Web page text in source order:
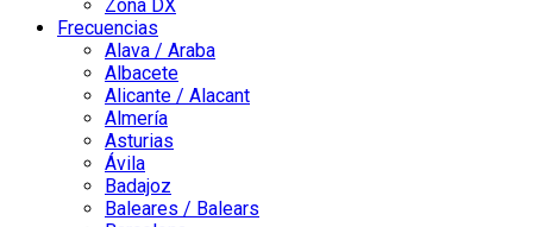
Zona DX
Frecuencias
Alava / Araba
Albacete
Alicante / Alacant
Almería
Asturias
Ávila
Badajoz
Baleares / Balears